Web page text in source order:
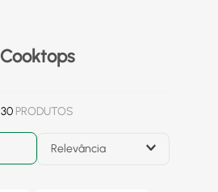
Cooktops
30 PRODUTOS
Relevância